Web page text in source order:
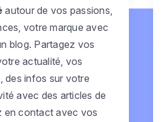
autour de vos passions,
votre marque avec
blog. Partagez vos
actualité, vos
des infos sur votre
avec des articles de
en contact avec vos